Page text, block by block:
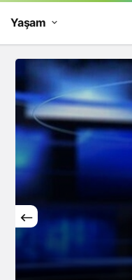
Yaşam